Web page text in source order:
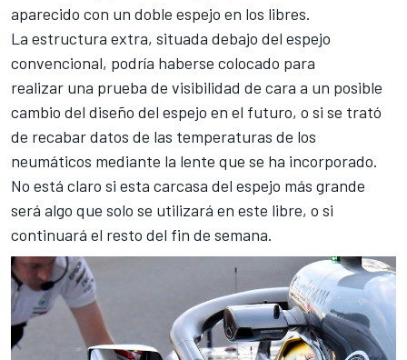
aparecido con un doble espejo en los libres.
La estructura extra, situada debajo del espejo
convencional, podría haberse colocado para
realizar una prueba de visibilidad de cara a un posible
cambio del diseño del espejo en el futuro, o si se trató
de recabar datos de las temperaturas de los
neumáticos mediante la lente que se ha incorporado.
No está claro si esta carcasa del espejo más grande
será algo que solo se utilizará en este libre, o si
continuará el resto del fin de semana.